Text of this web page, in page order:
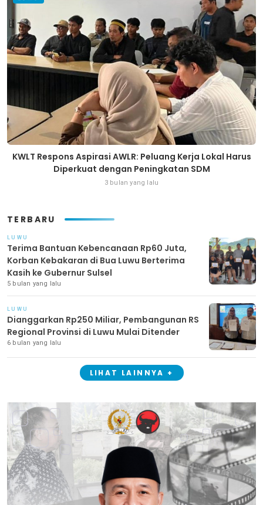
KWLT Respons Aspirasi AWLR: Peluang Kerja Lokal Harus
Diperkuat dengan Peningkatan SDM
3 bulan yang lalu
TERBARU
LUWU
Terima Bantuan Kebencanaan Rp60 Juta,
Korban Kebakaran di Bua Luwu Berterima
Kasih ke Gubernur Sulsel
5 bulan yang lalu
LUWU
Dianggarkan Rp250 Miliar, Pembangunan RS
Regional Provinsi di Luwu Mulai Ditender
6 bulan yang lalu
LIHAT LAINNYA +